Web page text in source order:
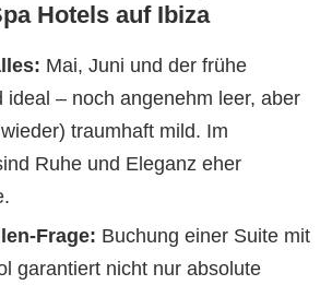
Hotels auf Ibiza
Mai, Juni und der frühe
ideal – noch angenehm leer, aber
traumhaft mild. Im
Ruhe und Eleganz eher
Frage: Buchung einer Suite mit
garantiert nicht nur absolute